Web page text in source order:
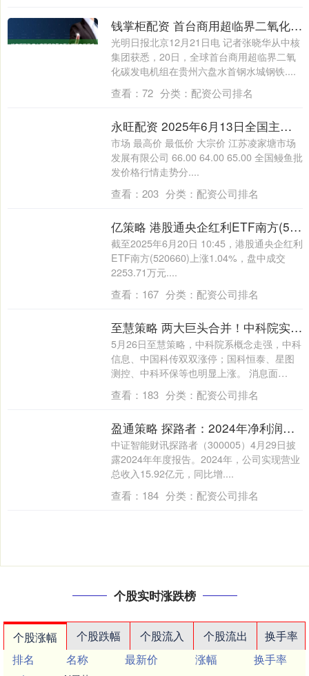
钱掌柜配资 首台商用超临界二氧化碳发电机组成功商运
光明日报北京12月21日电 记者张晓华从中核
集团获悉，20日，全球首台商用超临界二氧
化碳发电机组在贵州六盘水首钢水城钢铁....
查看： 72 分类： 配资公司排名
永旺配资 2025年6月13日全国主要批发市场鳗鱼价格行情
市场 最高价 最低价 大宗价 江苏凌家塘市场
发展有限公司 66.00 64.00 65.00 全国鳗鱼批
发价格行情走势分....
查看： 203 分类： 配资公司排名
亿策略 港股通央企红利ETF南方(520660)强势反弹涨超1%，港股红利资产持续升温，或成资金“避风港”
截至2025年6月20日 10:45，港股通央企红利
ETF南方(520660)上涨1.04%，盘中成交
2253.71万元....
查看： 167 分类： 配资公司排名
至慧策略 两大巨头合并！中科院实控公司梳理
5月26日至慧策略，中科院系概念走强，中科
信息、中国科传双双涨停；国科恒泰、星图
测控、中科环保等也明显上涨。 消息面
上，....
查看： 183 分类： 配资公司排名
盈通策略 探路者：2024年净利润同比增长48.5% 拟10派0.12元
中证智能财讯探路者（300005）4月29日披
露2024年年度报告。2024年，公司实现营业
总收入15.92亿元，同比增....
查看： 184 分类： 配资公司排名
个股实时涨跌榜
个股涨幅 个股跌幅 个股流入 个股流出
换手率
排名
名称 最新价 涨幅
换手率